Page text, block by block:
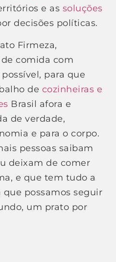
e as soluções
decisões políticas.
Firmeza,
comida com
para que
de cozinheiras e
Brasil afora e
de verdade,
e para o corpo.
pessoas saibam
deixam de comer
e que tem tudo a
que possamos seguir
um prato por